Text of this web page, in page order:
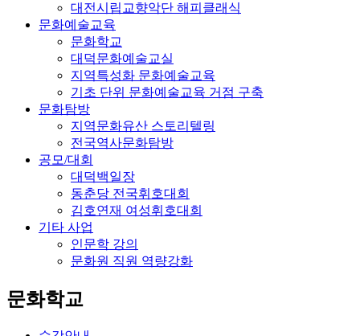
대전시립교향악단 해피클래식
문화예술교육
문화학교
대덕문화예술교실
지역특성화 문화예술교육
기초 단위 문화예술교육 거점 구축
문화탐방
지역문화유산 스토리텔링
전국역사문화탐방
공모/대회
대덕백일장
동춘당 전국휘호대회
김호연재 여성휘호대회
기타 사업
인문학 강의
문화원 직원 역량강화
문화학교